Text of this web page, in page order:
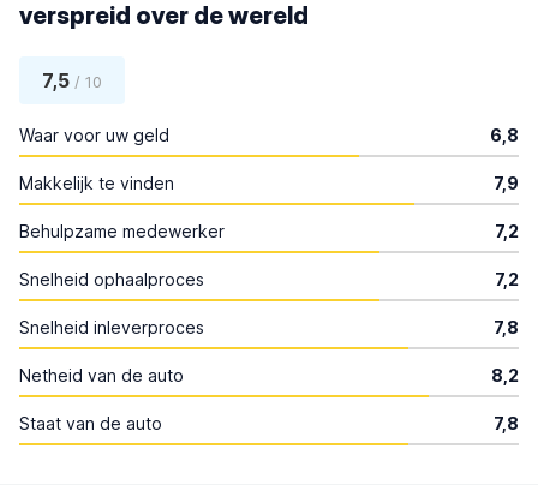
verspreid over de wereld
7,5 / 10
Waar voor uw geld 6,8
Makkelijk te vinden 7,9
Behulpzame medewerker 7,2
Snelheid ophaalproces 7,2
Snelheid inleverproces 7,8
Netheid van de auto 8,2
Staat van de auto 7,8